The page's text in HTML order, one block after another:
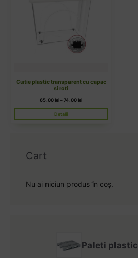
Cutie plastic transparent cu capac
si roti
65.00lei–74.00lei
Detalii
Cart
Nu ai niciun produs în coș.
Paleti plastic